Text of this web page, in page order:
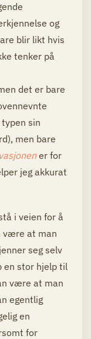
og
blir likt hvis
tenker på
det er bare
sin
men bare
er for
jeg akkurat
i veien for å
være at man
seg selv
en stor hjelp til
være at man
egentlig
en
for